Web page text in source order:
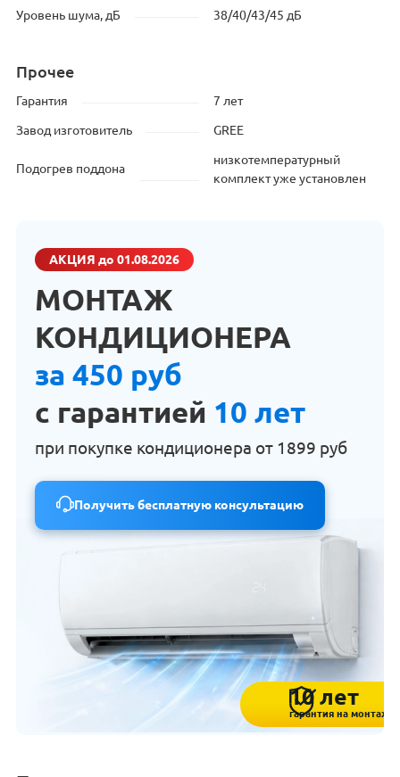
Уровень шума, дБ 38/40/43/45 дБ
Прочее
Гарантия 7 лет
Завод изготовитель GREE
Подогрев поддона
низкотемпературный
комплект уже установлен
АКЦИЯ до 01.08.2026
МОНТАЖ
КОНДИЦИОНЕРА
за 450 руб
с гарантией 10 лет
при покупке кондиционера от 1899 руб
Получить бесплатную консультацию
10 лет
гарантия на монтаж